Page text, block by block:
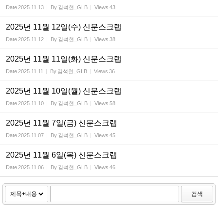
Date2025.11.13 By 김석현_GLB Views 43
2025년 11월 12일(수) 신문스크랩
Date2025.11.12 By 김석현_GLB Views 38
2025년 11월 11일(화) 신문스크랩
Date2025.11.11 By 김석현_GLB Views 36
2025년 11월 10일(월) 신문스크랩
Date2025.11.10 By 김석현_GLB Views 58
2025년 11월 7일(금) 신문스크랩
Date2025.11.07 By 김석현_GLB Views 45
2025년 11월 6일(목) 신문스크랩
Date2025.11.06 By 김석현_GLB Views 46
검색